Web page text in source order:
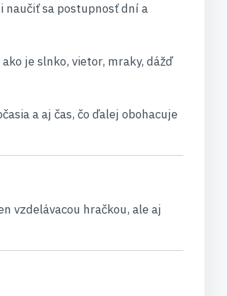
naučiť sa postupnosť dní a
je slnko, vietor, mraky, dážď
a aj čas, čo ďalej obohacuje
vzdelávacou hračkou, ale aj